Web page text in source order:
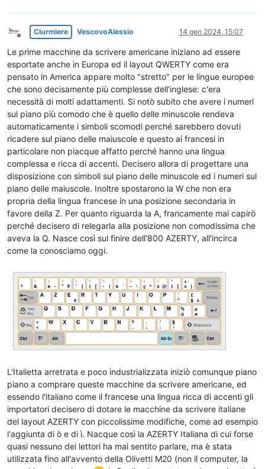
Non in linea
Ciurmiere VescovoAlessio 14 gen 2024, 15:07
Le prime macchine da scrivere americane iniziano ad essere
esportate anche in Europa ed il layout QWERTY come era
pensato in America appare molto "stretto" per le lingue europee
che sono decisamente più complesse dell'inglese: c'era
necessità di molti adattamenti. Si notò subito che avere i numeri
sul piano più comodo che è quello delle minuscole rendeva
automaticamente i simboli scomodi perché sarebbero dovuti
ricadere sul piano delle maiuscole e questo ai francesi in
particolare non piacque affatto perché hanno una lingua
complessa e ricca di accenti. Decisero allora di progettare una
disposizione con simboli sul piano delle minuscole ed i numeri sul
piano delle maiuscole. Inoltre spostarono la W che non era
propria della lingua francese in una posizione secondaria in
favore della Z. Per quanto riguarda la A, francamente mai capirò
perché decisero di relegarla alla posizione non comodissima che
aveva la Q. Nasce così sul finire dell'800 AZERTY, all'incirca
come la conosciamo oggi.
L'Italietta arretrata e poco industrializzata iniziò comunque piano
piano a comprare queste macchine da scrivere americane, ed
essendo l'italiano come il francese una lingua ricca di accenti gli
importatori decisero di dotare le macchine da scrivere italiane
del layout AZERTY con piccolissime modifiche, come ad esempio
l'aggiunta di ò e di ì. Nacque così la AZERTY Italiana di cui forse
quasi nessuno dei lettori ha mai sentito parlare, ma è stata
utilizzata fino all'avvento della Olivetti M20 (non il computer, la